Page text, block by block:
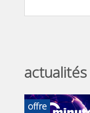
actualités
offre